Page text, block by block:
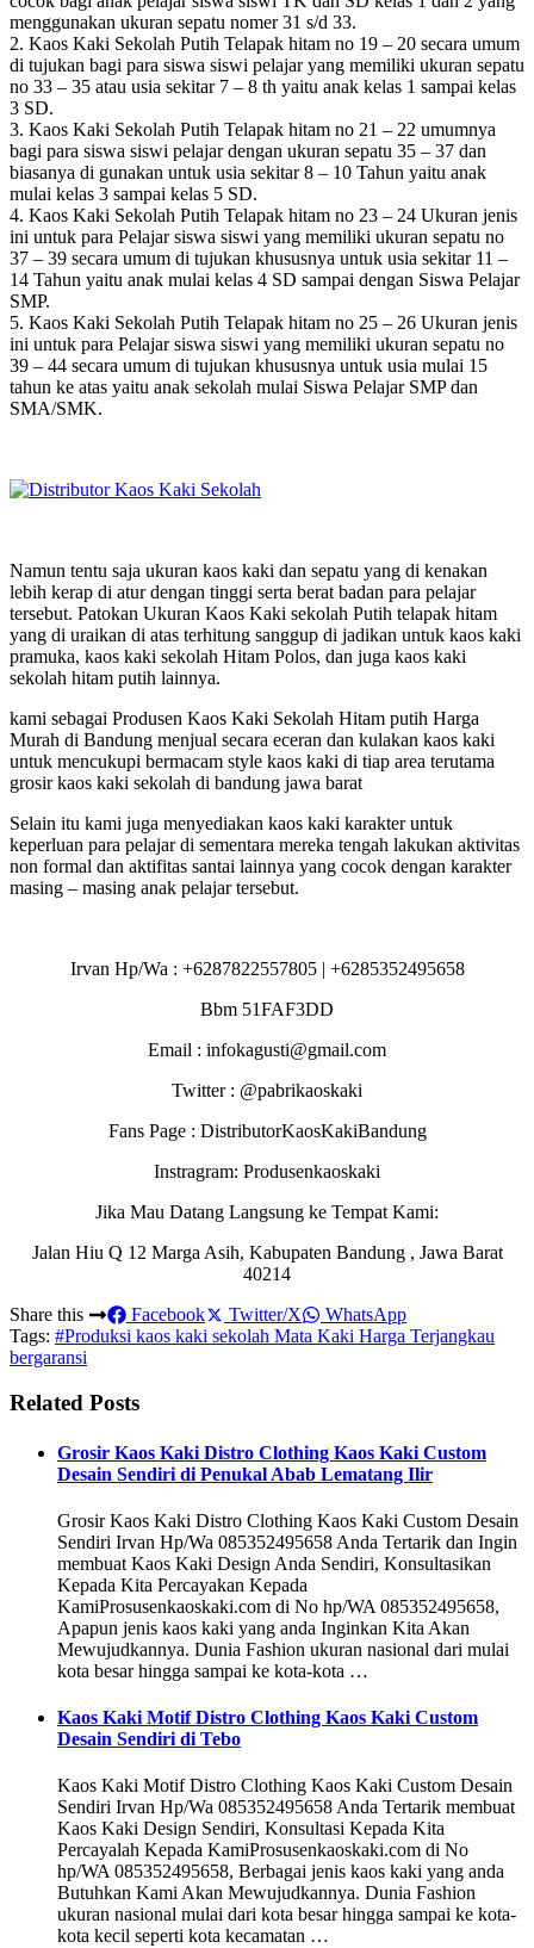
menggunakan ukuran sepatu nomer 31 s/d 33.
2. Kaos Kaki Sekolah Putih Telapak hitam no 19 – 20 secara umum
di tujukan bagi para siswa siswi pelajar yang memiliki ukuran sepatu
no 33 – 35 atau usia sekitar 7 – 8 th yaitu anak kelas 1 sampai kelas
3 SD.
3. Kaos Kaki Sekolah Putih Telapak hitam no 21 – 22 umumnya
bagi para siswa siswi pelajar dengan ukuran sepatu 35 – 37 dan
biasanya di gunakan untuk usia sekitar 8 – 10 Tahun yaitu anak
mulai kelas 3 sampai kelas 5 SD.
4. Kaos Kaki Sekolah Putih Telapak hitam no 23 – 24 Ukuran jenis
ini untuk para Pelajar siswa siswi yang memiliki ukuran sepatu no
37 – 39 secara umum di tujukan khususnya untuk usia sekitar 11 –
14 Tahun yaitu anak mulai kelas 4 SD sampai dengan Siswa Pelajar
SMP.
5. Kaos Kaki Sekolah Putih Telapak hitam no 25 – 26 Ukuran jenis
ini untuk para Pelajar siswa siswi yang memiliki ukuran sepatu no
39 – 44 secara umum di tujukan khususnya untuk usia mulai 15
tahun ke atas yaitu anak sekolah mulai Siswa Pelajar SMP dan
SMA/SMK.
Namun tentu saja ukuran kaos kaki dan sepatu yang di kenakan
lebih kerap di atur dengan tinggi serta berat badan para pelajar
tersebut. Patokan Ukuran Kaos Kaki sekolah Putih telapak hitam
yang di uraikan di atas terhitung sanggup di jadikan untuk kaos kaki
pramuka, kaos kaki sekolah Hitam Polos, dan juga kaos kaki
sekolah hitam putih lainnya.
kami sebagai Produsen Kaos Kaki Sekolah Hitam putih Harga
Murah di Bandung menjual secara eceran dan kulakan kaos kaki
untuk mencukupi bermacam style kaos kaki di tiap area terutama
grosir kaos kaki sekolah di bandung jawa barat
Selain itu kami juga menyediakan kaos kaki karakter untuk
keperluan para pelajar di sementara mereka tengah lakukan aktivitas
non formal dan aktifitas santai lainnya yang cocok dengan karakter
masing – masing anak pelajar tersebut.
Irvan Hp/Wa : +6287822557805 | +6285352495658
Bbm 51FAF3DD
Email : infokagusti@gmail.com
Twitter : @pabrikaoskaki
Fans Page : DistributorKaosKakiBandung
Instragram: Produsenkaoskaki
Jika Mau Datang Langsung ke Tempat Kami:
Jalan Hiu Q 12 Marga Asih, Kabupaten Bandung , Jawa Barat
40214
Share this
Facebook Twitter/X
WhatsApp
Tags: #Produksi kaos kaki sekolah Mata Kaki Harga Terjangkau
bergaransi
Related Posts
Grosir Kaos Kaki Distro Clothing Kaos Kaki Custom
Desain Sendiri di Penukal Abab Lematang Ilir
Grosir Kaos Kaki Distro Clothing Kaos Kaki Custom Desain
Sendiri Irvan Hp/Wa 085352495658 Anda Tertarik dan Ingin
membuat Kaos Kaki Design Anda Sendiri, Konsultasikan
Kepada Kita Percayakan Kepada
KamiProsusenkaoskaki.com di No hp/WA 085352495658,
Apapun jenis kaos kaki yang anda Inginkan Kita Akan
Mewujudkannya. Dunia Fashion ukuran nasional dari mulai
kota besar hingga sampai ke kota-kota …
Kaos Kaki Motif Distro Clothing Kaos Kaki Custom
Desain Sendiri di Tebo
Kaos Kaki Motif Distro Clothing Kaos Kaki Custom Desain
Sendiri Irvan Hp/Wa 085352495658 Anda Tertarik membuat
Kaos Kaki Design Sendiri, Konsultasi Kepada Kita
Percayalah Kepada KamiProsusenkaoskaki.com di No
hp/WA 085352495658, Berbagai jenis kaos kaki yang anda
Butuhkan Kami Akan Mewujudkannya. Dunia Fashion
ukuran nasional mulai dari kota besar hingga sampai ke kota-
kota kecil seperti kota kecamatan …